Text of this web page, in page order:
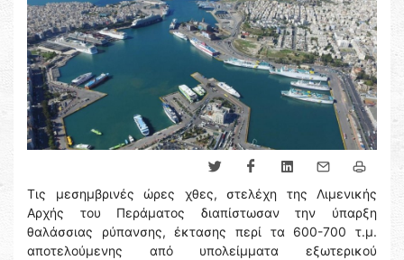
Τις μεσημβρινές ώρες χθες, στελέχη της Λιμενικής
Αρχής του Περάματος διαπίστωσαν την ύπαρξη
θαλάσσιας ρύπανσης, έκτασης περί τα 600-700 τ.μ.
αποτελούμενης από υπολείμματα εξωτερικού